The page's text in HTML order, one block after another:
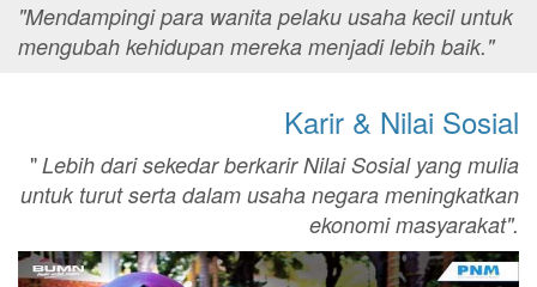
"Mendampingi para wanita pelaku usaha kecil untuk
mengubah kehidupan mereka menjadi lebih baik."
Karir & Nilai Sosial
"Lebih dari sekedar berkarir Nilai Sosial yang mulia
untuk turut serta dalam usaha negara meningkatkan
ekonomi masyarakat".